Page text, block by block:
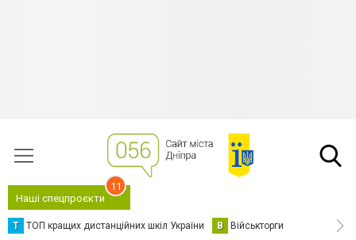
Наші спецпроєкти
11
Т ТОП кращих дистанційних шкіл України В Військторги